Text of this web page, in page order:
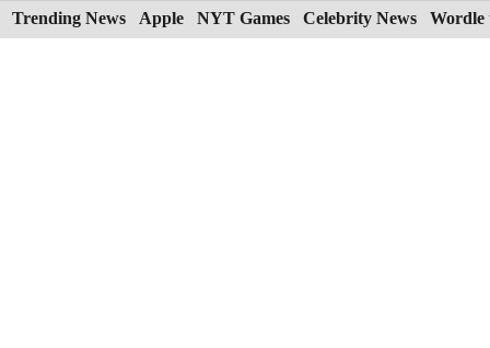
Skip
to
Trending News Apple NYT Games Celebrity News Wordle